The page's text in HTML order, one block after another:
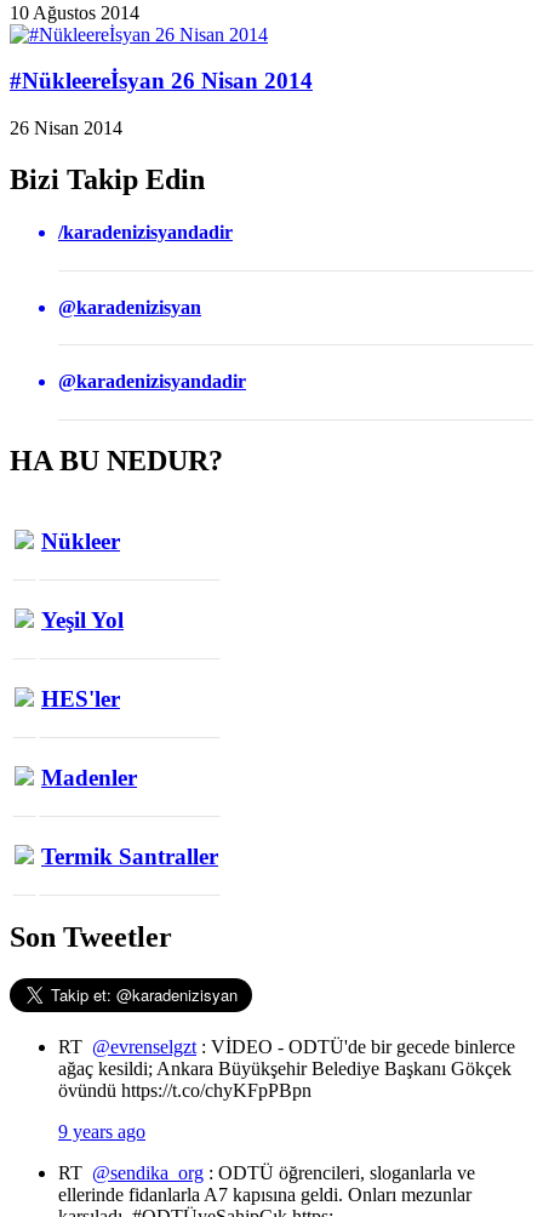
10 Ağustos 2014
#Nükleereİsyan 26 Nisan 2014
26 Nisan 2014
Bizi Takip Edin
/karadenizisyandadir
@karadenizisyan
@karadenizisyandadir
HA BU NEDUR?
Nükleer
Yeşil Yol
HES'ler
Madenler
Termik Santraller
Son Tweetler
RT @evrenselgzt : VİDEO - ODTÜ'de bir gecede binlerce
ağaç kesildi; Ankara Büyükşehir Belediye Başkanı Gökçek
övündü https://t.co/chyKFpPBpn
9 years ago
RT @sendika_org : ODTÜ öğrencileri, sloganlarla ve
ellerinde fidanlarla A7 kapısına geldi. Onları mezunlar